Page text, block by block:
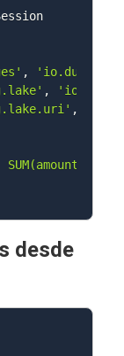
,
,
,
desde